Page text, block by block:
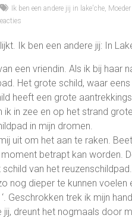
Ik ben een andere jij in lake'che,
Ik ben een andere jij: In
een vriendin. Als ik bij
Het grote schild, waar
heeft een grote
ik in zee en op het strand
in mijn dromen.
uit om het aan te raken.
moment betrapt kan worden.
schild van het
nog dieper te kunnen
Geschrokken trek ik mijn
jij, dreunt het nogmaals door